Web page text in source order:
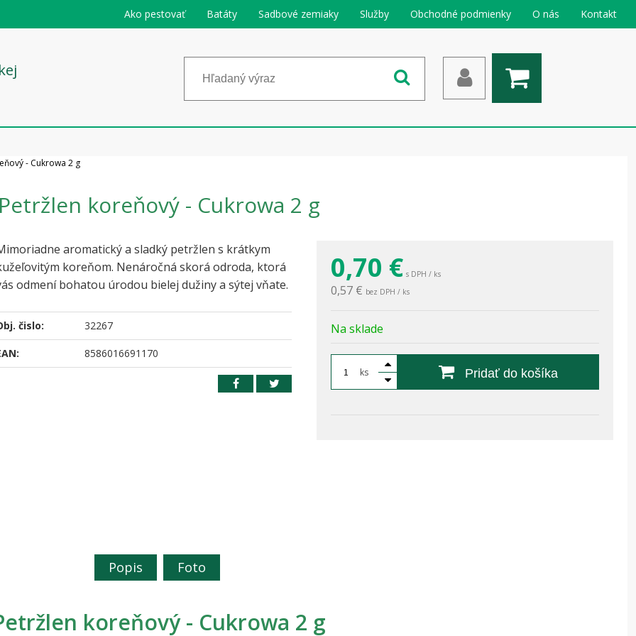
Ako pestovať Batáty Sadbové zemiaky Služby Obchodné podmienky O nás Kontakt
- Cukrowa 2 g
koreňový - Cukrowa 2 g
0,70 € s DPH / ks
0,57 € bez DPH / ks
Na sklade
ks Pridať do košíka
aromatický a sladký petržlen s krátkym
koreňom. Nenáročná skorá odroda, ktorá
odmení bohatou úrodou bielej dužiny a sýtej vňate.
čislo: 32267
8586016691170
Popis Foto
koreňový - Cukrowa 2 g